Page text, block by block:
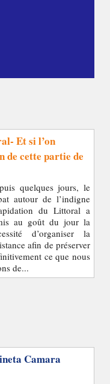
Et si l’on
cette partie de
quelques jours, le
autour de l’indigne
du Littoral a
au goût du jour la
d’organiser la
afin de préserver
ce que nous
de...
Camara